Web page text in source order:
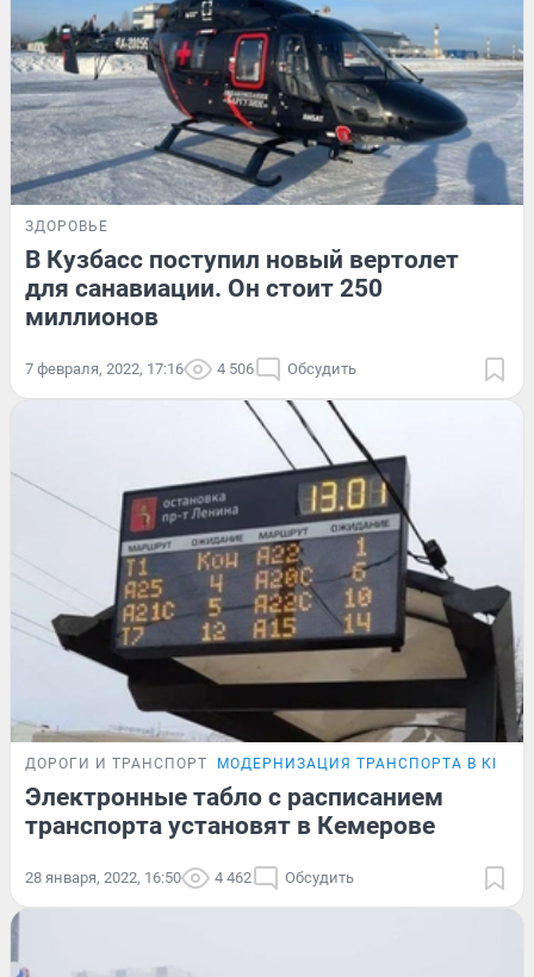
ЗДОРОВЬЕ
В Кузбасс поступил новый вертолет
для санавиации. Он стоит 250
миллионов
7 февраля, 2022, 17:16 4 506 Обсудить
ДОРОГИ И ТРАНСПОРТ МОДЕРНИЗАЦИЯ ТРАНСПОРТА В
Электронные табло с расписанием
транспорта установят в Кемерове
28 января, 2022, 16:50 4 462 Обсудить